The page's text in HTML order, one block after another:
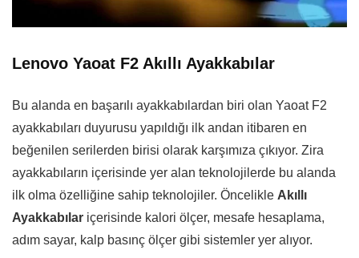
Lenovo Yaoat F2 Akıllı Ayakkabılar
Bu alanda en başarılı ayakkabılardan biri olan Yaoat F2
ayakkabıları duyurusu yapıldığı ilk andan itibaren en
beğenilen serilerden birisi olarak karşımıza çıkıyor. Zira
ayakkabıların içerisinde yer alan teknolojilerde bu alanda
ilk olma özelliğine sahip teknolojiler. Öncelikle Akıllı
Ayakkabılar içerisinde kalori ölçer, mesafe hesaplama,
adım sayar, kalp basınç ölçer gibi sistemler yer alıyor.